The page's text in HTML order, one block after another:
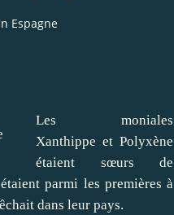
Espagne
Les moniales
Xanthippe et Polyxène
étaient sœurs de
parmi les premières à
dans leur pays.